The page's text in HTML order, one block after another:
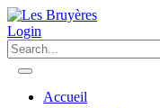
Login
Accueil